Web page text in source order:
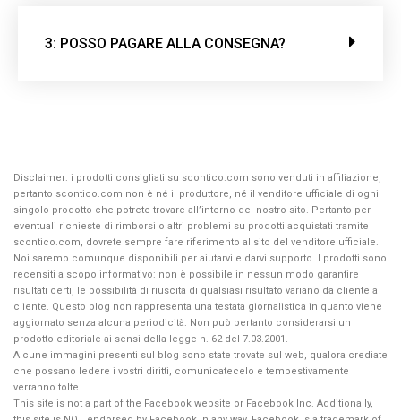
3: POSSO PAGARE ALLA CONSEGNA?
Disclaimer: i prodotti consigliati su scontico.com sono venduti in affiliazione,
pertanto scontico.com non è né il produttore, né il venditore ufficiale di ogni
singolo prodotto che potrete trovare all’interno del nostro sito. Pertanto per
eventuali richieste di rimborsi o altri problemi su prodotti acquistati tramite
scontico.com, dovrete sempre fare riferimento al sito del venditore ufficiale.
Noi saremo comunque disponibili per aiutarvi e darvi supporto. I prodotti sono
recensiti a scopo informativo: non è possibile in nessun modo garantire
risultati certi, le possibilità di riuscita di qualsiasi risultato variano da cliente a
cliente. Questo blog non rappresenta una testata giornalistica in quanto viene
aggiornato senza alcuna periodicità. Non può pertanto considerarsi un
prodotto editoriale ai sensi della legge n. 62 del 7.03.2001.
Alcune immagini presenti sul blog sono state trovate sul web, qualora crediate
che possano ledere i vostri diritti, comunicatecelo e tempestivamente
verranno tolte.
This site is not a part of the Facebook website or Facebook Inc. Additionally,